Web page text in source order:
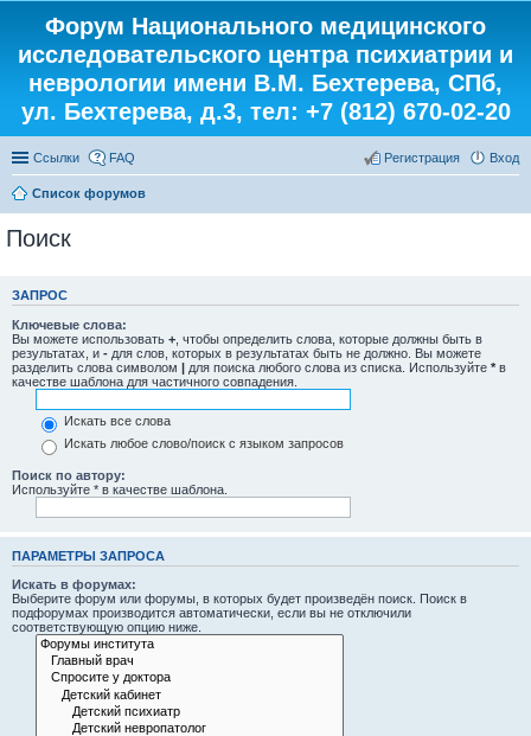
Форум Национального медицинского
исследовательского центра психиатрии и
неврологии имени В.М. Бехтерева, СПб,
ул. Бехтерева, д.3, тел: +7 (812) 670-02-20
Ссылки FAQ Вход
Регистрация
Список форумов
Поиск
ЗАПРОС
Ключевые слова:
Вы можете использовать + , чтобы определить слова, которые должны быть в
результатах, и - для слов, которых в результатах быть не должно. Вы можете
разделить слова символом | для поиска любого слова из списка. Используйте * в
качестве шаблона для частичного совпадения.
Искать все слова
Искать любое слово/поиск с языком запросов
Поиск по автору:
Используйте * в качестве шаблона.
ПАРАМЕТРЫ ЗАПРОСА
Искать в форумах:
Выберите форум или форумы, в которых будет произведён поиск. Поиск в
подфорумах производится автоматически, если вы не отключили
соответствующую опцию ниже.